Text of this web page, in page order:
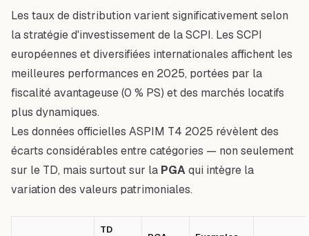
Les taux de distribution varient significativement selon
la stratégie d'investissement de la SCPI. Les SCPI
européennes et diversifiées internationales affichent les
meilleures performances en 2025, portées par la
fiscalité avantageuse (0 % PS) et des marchés locatifs
plus dynamiques.
Les données officielles ASPIM T4 2025 révèlent des
écarts considérables entre catégories — non seulement
sur le TD, mais surtout sur la PGAqui intègre la
variation des valeurs patrimoniales.
TD